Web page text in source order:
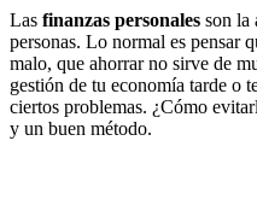
Las finanzas personales son la
personas. Lo normal es pensar
malo, que ahorrar no sirve de
gestión de tu economía tarde o
ciertos problemas. ¿Cómo
y un buen método.